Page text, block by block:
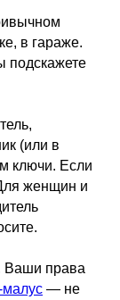
в гараже.
подскажете
(или в
ключи. Если
женщин и
Ваши права
малус — не